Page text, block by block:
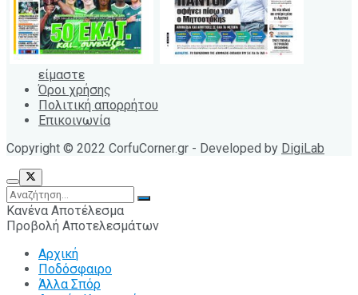
είμαστε
Όροι χρήσης
Πολιτική απορρήτου
Επικοινωνία
Copyright © 2022 CorfuCorner.gr - Developed by DigiLab
Κανένα Αποτέλεσμα
Προβολή Αποτελεσμάτων
Αρχική
Ποδόσφαιρο
Άλλα Σπόρ